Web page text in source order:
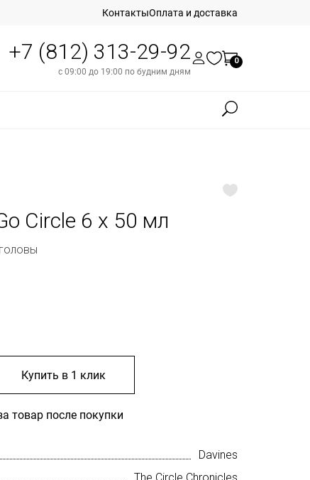
КонтактыОплата и доставка
+7 (812) 313-29-92
с 09:00 до 19:00 по будним дням
0
Circle 6 x 50 мл
Купить в 1 клик
товар после покупки
Davines